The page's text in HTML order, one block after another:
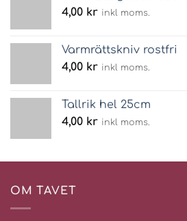
4,00 kr inkl moms.
Varmrättskniv rostfri
4,00 kr inkl moms.
Tallrik hel 25cm
4,00 kr inkl moms.
OM TAVET